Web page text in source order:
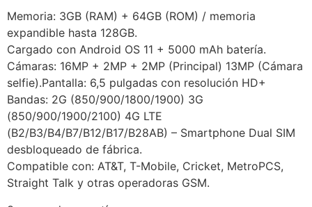
Memoria: 3GB (RAM) + 64GB (ROM) / memoria
expandible hasta 128GB.
Cargado con Android OS 11 + 5000 mAh batería.
Cámaras: 16MP + 2MP + 2MP (Principal) 13MP (Cámara
selfie).Pantalla: 6,5 pulgadas con resolución HD+
Bandas: 2G (850/900/1800/1900) 3G
(850/900/1900/2100) 4G LTE
(B2/B3/B4/B7/B12/B17/B28AB) – Smartphone Dual SIM
desbloqueado de fábrica.
Compatible con: AT&T, T-Mobile, Cricket, MetroPCS,
Straight Talk y otras operadoras GSM.